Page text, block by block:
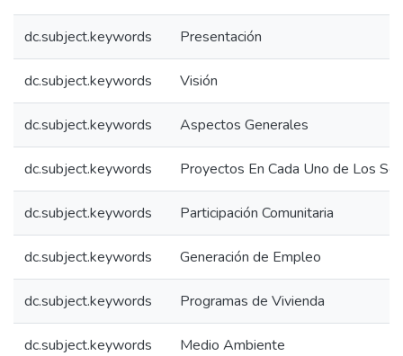
dc.subject.keywords Presentación
dc.subject.keywords Visión
dc.subject.keywords Aspectos Generales
dc.subject.keywords Proyectos En Cada Uno de Los
dc.subject.keywords Participación Comunitaria
dc.subject.keywords Generación de Empleo
dc.subject.keywords Programas de Vivienda
dc.subject.keywords Medio Ambiente